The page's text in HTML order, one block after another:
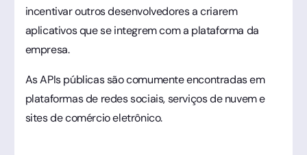
incentivar outros desenvolvedores a criarem
aplicativos que se integrem com a plataforma da
empresa.
As APIs públicas são comumente encontradas em
plataformas de redes sociais, serviços de nuvem e
sites de comércio eletrônico.